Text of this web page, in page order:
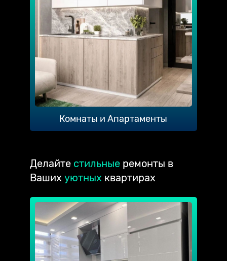
Комнаты и Апартаменты
Делайте стильные ремонты в
Ваших уютных квартирах